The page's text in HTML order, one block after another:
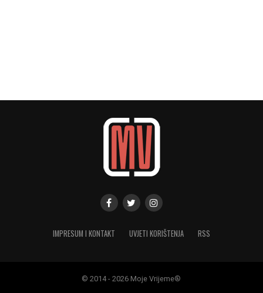
IMPRESUM I KONTAKT UVJETI KORIŠTENJA RSS
© 2014 - 2026 Moje Vrijeme®